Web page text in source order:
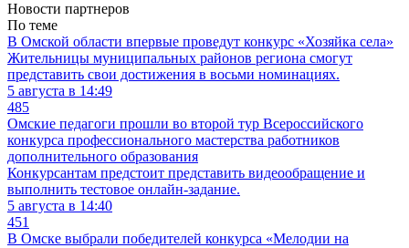
Новости партнеров
По теме
В Омской области впервые проведут конкурс «Хозяйка села»
Жительницы муниципальных районов региона смогут
представить свои достижения в восьми номинациях.
5 августа в 14:49
485
Омские педагоги прошли во второй тур Всероссийского
конкурса профессионального мастерства работников
дополнительного образования
Конкурсантам предстоит представить видеообращение и
выполнить тестовое онлайн-задание.
5 августа в 14:40
451
В Омске выбрали победителей конкурса «Мелодии на